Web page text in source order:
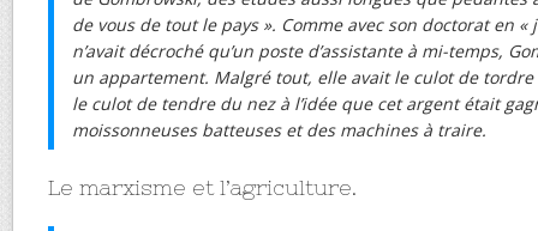
de vous de tout le pays ». Comme avec son doctorat en
n’avait décroché qu’un poste d’assistante à mi-temps,
un appartement. Malgré tout, elle avait le culot de tordre
le culot de tendre du nez à l’idée que cet argent était
moissonneuses batteuses et des machines à traire.
Le marxisme et l’agriculture.